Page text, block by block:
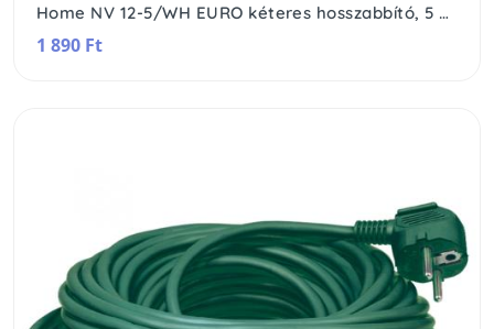
Home NV 12-5/WH EURO kéteres hosszabbító, 5 m, H03VVH2-F 2x0,75 mm2 kábel, 250V~/2,5A/max.575W, fehér színű
1 890 Ft